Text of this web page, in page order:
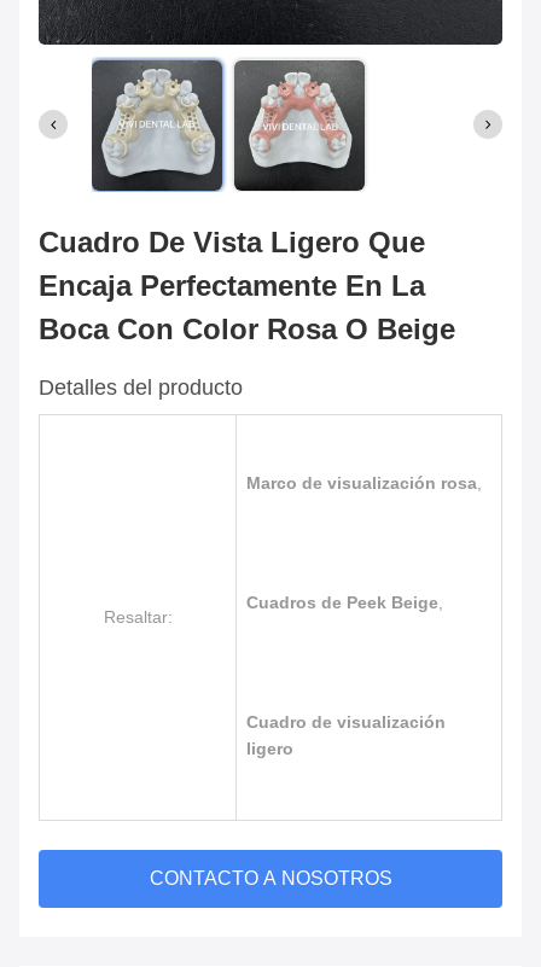
Cuadro De Vista Ligero Que
Encaja Perfectamente En La
Boca Con Color Rosa O Beige
Detalles del producto
Resaltar:
Marco de visualización rosa
Cuadros de Peek Beige
Cuadro de visualización
ligero
CONTACTO A NOSOTROS